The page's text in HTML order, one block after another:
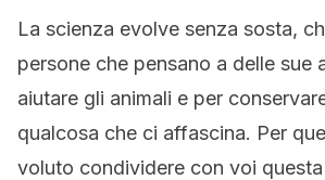
La scienza evolve senza sosta,
persone che pensano a delle sue
aiutare gli animali e per
qualcosa che ci affascina. Per
voluto condividere con voi